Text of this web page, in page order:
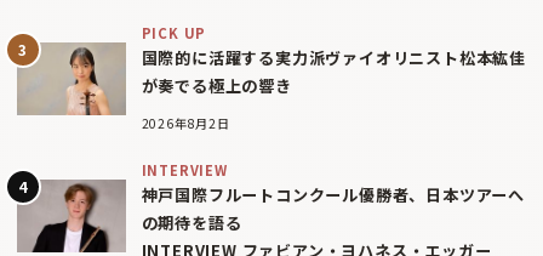
PICK UP
国際的に活躍する実力派ヴァイオリニスト松本紘佳
が奏でる極上の響き
2026年8月2日
INTERVIEW
神戸国際フルートコンクール優勝者、日本ツアーへ
の期待を語る
INTERVIEW ファビアン・ヨハネス・エッガー